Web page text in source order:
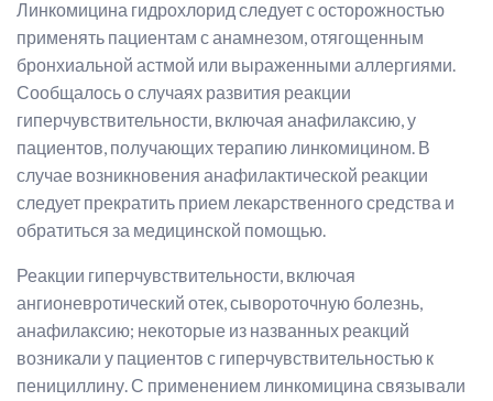
Линкомицина гидрохлорид следует с осторожностью
применять пациентам с анамнезом, отягощенным
бронхиальной астмой или выраженными аллергиями.
Сообщалось о случаях развития реакции
гиперчувствительности, включая анафилаксию, у
пациентов, получающих терапию линкомицином. В
случае возникновения анафилактической реакции
следует прекратить прием лекарственного средства и
обратиться за медицинской помощью.
Реакции гиперчувствительности, включая
ангионевротический отек, сывороточную болезнь,
анафилаксию; некоторые из названных реакций
возникали у пациентов с гиперчувствительностью к
пенициллину. С применением линкомицина связывали